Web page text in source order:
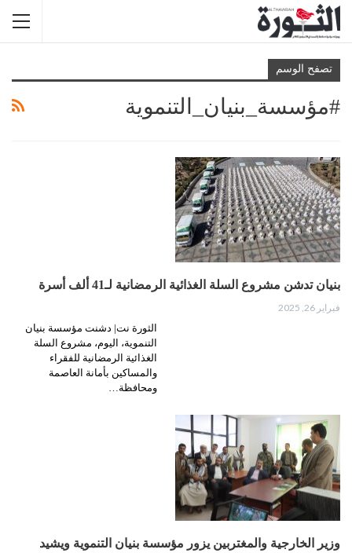
تصفح الوسم
#مؤسسة_بنيان_التنموية
بنيان تدشن مشروع السلة الغذائية الرمضانية لـ41 ألف أسرة
فبراير 26, 2025
الثورة نت| دشنت مؤسسة بنيان
التنموية، اليوم، مشروع السلة
الغذائية الرمضانية للفقراء
والمساكين بأمانة العاصمة
ومحافظة…
وزير الخارجية والمغتربين يزور مؤسسة بنيان التنموية ويشيد